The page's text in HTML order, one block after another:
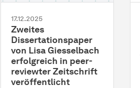
17.12.2025
Zweites
Dissertationspaper
von Lisa Giesselbach
erfolgreich in peer-
reviewter Zeitschrift
veröffentlicht